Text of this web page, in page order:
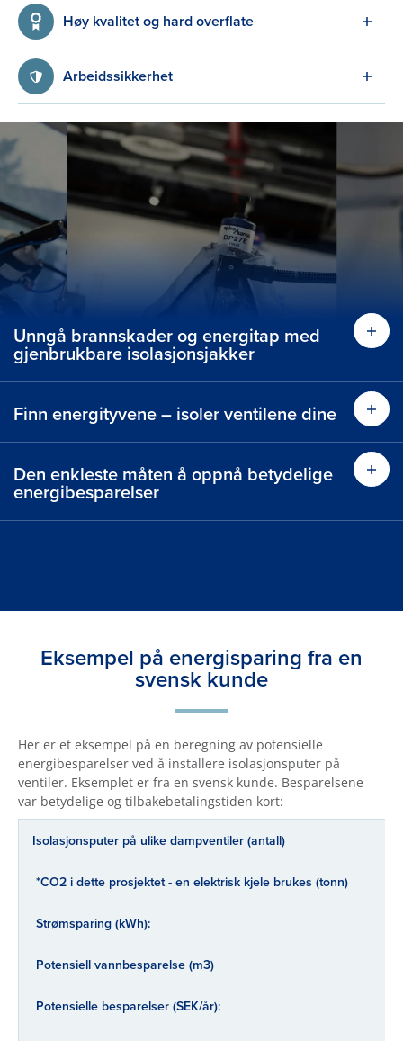
Høy kvalitet og hard overflate
Arbeidssikkerhet
Unngå brannskader og energitap med
gjenbrukbare isolasjonsjakker
Finn energityvene – isoler ventilene dine
Den enkleste måten å oppnå betydelige
energibesparelser
Eksempel på energisparing fra en
svensk kunde
Her er et eksempel på en beregning av potensielle
energibesparelser ved å installere isolasjonsputer på
ventiler. Eksemplet er fra en svensk kunde. Besparelsene
var betydelige og tilbakebetalingstiden kort:
Isolasjonsputer på ulike dampventiler (antall)
*CO2 i dette prosjektet - en elektrisk kjele brukes (tonn)
Strømsparing (kWh):
Potensiell vannbesparelse (m3)
Potensielle besparelser (SEK/år):